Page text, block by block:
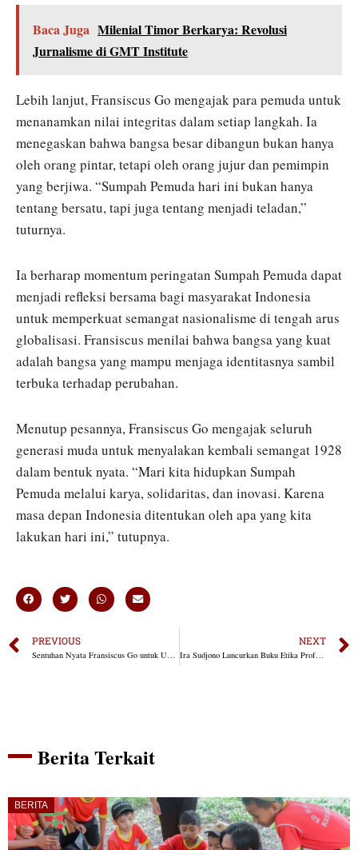
Baca Juga Milenial Timor Berkarya: Revolusi
Jurnalisme di GMT Institute
Lebih lanjut, Fransiscus Go mengajak para pemuda untuk
menanamkan nilai integritas dalam setiap langkah. Ia
menegaskan bahwa bangsa besar dibangun bukan hanya
oleh orang pintar, tetapi oleh orang jujur ​​dan pemimpin
yang berjiwa. “Sumpah Pemuda hari ini bukan hanya
tentang bersatu, tapi juga tentang menjadi teladan,”
tuturnya.
Ia berharap momentum peringatan Sumpah Pemuda dapat
menjadi refleksi bersama bagi masyarakat Indonesia
untuk memperkuat semangat nasionalisme di tengah arus
globalisasi. Fransiscus menilai bahwa bangsa yang kuat
adalah bangsa yang mampu menjaga identitasnya sambil
terbuka terhadap perubahan.
Menutup pesannya, Fransiscus Go mengajak seluruh
generasi muda untuk menyalakan kembali semangat 1928
dalam bentuk nyata. “Mari kita hidupkan Sumpah
Pemuda melalui karya, solidaritas, dan inovasi. Karena
masa depan Indonesia ditentukan oleh apa yang kita
lakukan hari ini,” tutupnya.
PREVIOUS NEXT
Ira Sudjono Luncurkan Buku Etika Profesi Notaris, Panduan Moral bagi Notaris di Era Digital
Berita Terkait
BERITA